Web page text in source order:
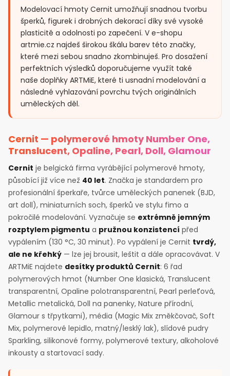
Modelovací hmoty Cernit umožňují snadnou tvorbu
šperků, figurek i drobných dekorací díky své vysoké
plasticitě a odolnosti po zapečení. V e-shopu
artmie.cz najdeš širokou škálu barev této značky,
které mezi sebou snadno zkombinuješ. Pro dosažení
perfektních výsledků doporučujeme využít také
naše doplňky ARTMiE, které ti usnadní modelování a
následné vyhlazování povrchu tvých originálních
uměleckých děl.
Cernit — polymerové hmoty Number One,
Translucent, Opaline, Pearl, Doll, Glamour
Cernit je belgická firma vyrábějící polymerové hmoty,
působící již více než 40 let. Značka je standardem pro
profesionální šperkaře, tvůrce uměleckých panenek (BJD,
art doll), miniaturních soch, šperků ve stylu fimo a
pokročilé modelování. Vyznačuje se extrémně jemným
rozptylem pigmentu a pružnou konzistencí před
vypálením (130 °C, 30 minut). Po vypálení je Cernit tvrdý,
ale ne křehký — lze jej brousit, leštit a dále opracovávat. V
ARTMiE najdete desítky produktů Cernit: 6 řad
polymerových hmot (Number One klasická, Translucent
transparentní, Opaline polotransparentní, Pearl perleťová,
Metallic metalická, Doll na panenky, Nature přírodní,
Glamour s třpytkami), média (Magic Mix změkčovač, Soft
Mix, polymerové lepidlo, matný/lesklý lak), slídové pudry
Sparkling, silikonové formy, polymerové textury, alkoholové
inkousty a startovací sady.